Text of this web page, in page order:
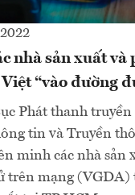
nhà sản xuất và
“vào đường
Phát thanh
tin và Truyền
minh các nhà sản
trên mạng (VGDA)